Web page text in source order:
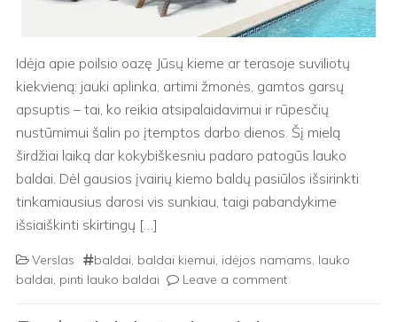
Idėja apie poilsio oazę Jūsų kieme ar terasoje suviliotų
kiekvieną: jauki aplinka, artimi žmonės, gamtos garsų
apsuptis – tai, ko reikia atsipalaidavimui ir rūpesčių
nustūmimui šalin po įtemptos darbo dienos. Šį mielą
širdžiai laiką dar kokybiškesniu padaro patogūs lauko
baldai. Dėl gausios įvairių kiemo baldų pasiūlos išsirinkti
tinkamiausius darosi vis sunkiau, taigi pabandykime
išsiaiškinti skirtingų […]
Verslas baldai, baldai kiemui, idėjos namams, lauko
baldai, pinti lauko baldai Leave a comment